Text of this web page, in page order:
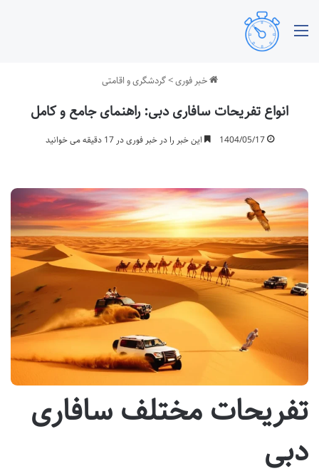
خبر فوری>گردشگری و اقامتی
انواع تفریحات سافاری دبی: راهنمای جامع و کامل
1404/05/17 این خبر را در خبر فوری در 17 دقیقه می خوانید
تفریحات مختلف سافاری
دبی